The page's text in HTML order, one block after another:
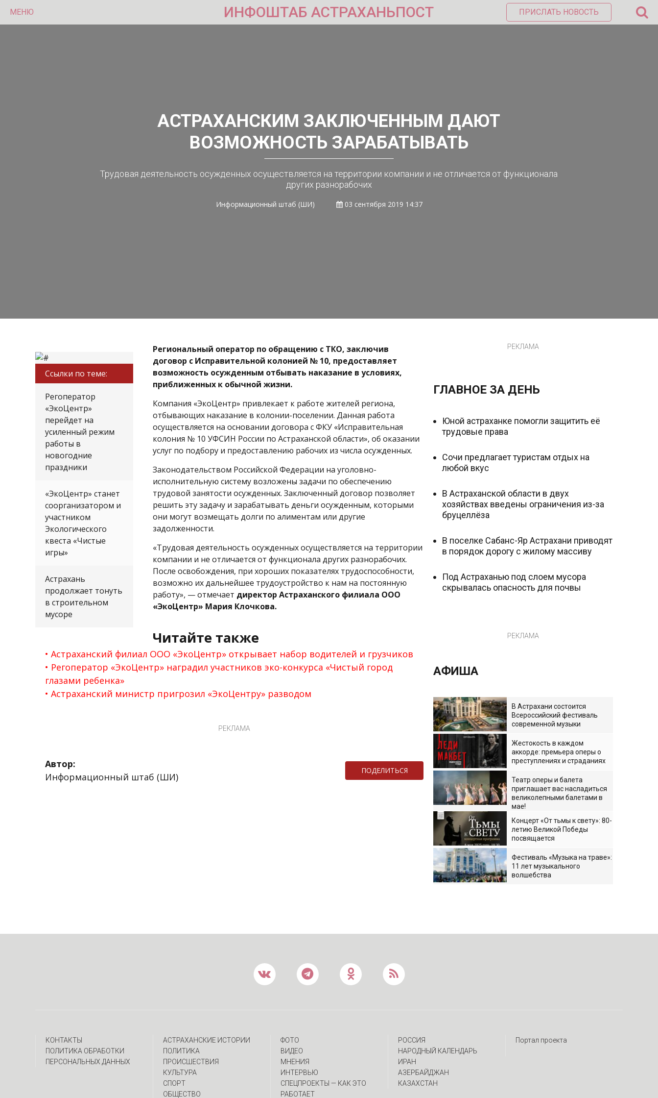
МЕНЮ ИНФОШТАБ АСТРАХАНЬПОСТ ПРИСЛАТЬ НОВОСТЬ
АСТРАХАНСКИМ ЗАКЛЮЧЕННЫМ ДАЮТ
ВОЗМОЖНОСТЬ ЗАРАБАТЫВАТЬ
Трудовая деятельность осужденных осуществляется на территории компании и не отличается от функционала
других разнорабочих
Информационный штаб (ШИ) 03 сентября 2019 14:37
Ссылки по теме:
Регоператор
«ЭкоЦентр»
перейдет на
усиленный режим
работы в
новогодние
праздники
«ЭкоЦентр» станет
соорганизатором и
участником
Экологического
квеста «Чистые
игры»
Астрахань
продолжает тонуть
в строительном
мусоре
Региональный оператор по обращению с ТКО, заключив
договор с Исправительной колонией № 10, предоставляет
возможность осужденным отбывать наказание в условиях,
приближенных к обычной жизни.
Компания «ЭкоЦентр» привлекает к работе жителей региона,
отбывающих наказание в колонии-поселении. Данная работа
осуществляется на основании договора с ФКУ «Исправительная
колония № 10 УФСИН России по Астраханской области», об оказании
услуг по подбору и предоставлению рабочих из числа осужденных.
Законодательством Российской Федерации на уголовно-
исполнительную систему возложены задачи по обеспечению
трудовой занятости осужденных. Заключенный договор позволяет
решить эту задачу и зарабатывать деньги осужденным, которыми
они могут возмещать долги по алиментам или другие
задолженности.
«Трудовая деятельность осужденных осуществляется на территории
компании и не отличается от функционала других разнорабочих.
После освобождения, при хороших показателях трудоспособности,
возможно их дальнейшее трудоустройство к нам на постоянную
работу», — отмечает директор Астраханского филиала ООО
«ЭкоЦентр» Мария Клочкова.
Читайте также
Астраханский филиал ООО «ЭкоЦентр» открывает набор водителей и грузчиков
Регоператор «ЭкоЦентр» наградил участников эко-конкурса «Чистый город
глазами ребенка»
Астраханский министр пригрозил «ЭкоЦентру» разводом
РЕКЛАМА
Автор:
Информационный штаб (ШИ)
ПОДЕЛИТЬСЯ
РЕКЛАМА
ГЛАВНОЕ ЗА ДЕНЬ
Юной астраханке помогли защитить её
трудовые права
Сочи предлагает туристам отдых на
любой вкус
В Астраханской области в двух
хозяйствах введены ограничения из-за
бруцеллёза
В поселке Сабанс-Яр Астрахани приводят
в порядок дорогу с жилому массиву
Под Астраханью под слоем мусора
скрывалась опасность для почвы
РЕКЛАМА
АФИША
В Астрахани состоится
Всероссийский фестиваль
современной музыки
Жестокость в каждом
аккорде: премьера оперы о
преступлениях и страданиях
Театр оперы и балета
приглашает вас насладиться
великолепными балетами в
мае!
Концерт «От тьмы к свету»: 80-
летию Великой Победы
посвящается
Фестиваль «Музыка на траве»:
11 лет музыкального
волшебства
КОНТАКТЫ
ПОЛИТИКА ОБРАБОТКИ
ПЕРСОНАЛЬНЫХ ДАННЫХ
АСТРАХАНСКИЕ ИСТОРИИ
ПОЛИТИКА
ПРОИСШЕСТВИЯ
КУЛЬТУРА
СПОРТ
ОБЩЕСТВО
ФОТО
ВИДЕО
МНЕНИЯ
ИНТЕРВЬЮ
CПЕЦПРОЕКТЫ — КАК ЭТО
РАБОТАЕТ
РОССИЯ
НАРОДНЫЙ КАЛЕНДАРЬ
ИРАН
АЗЕРБАЙДЖАН
КАЗАХСТАН
Портал проекта